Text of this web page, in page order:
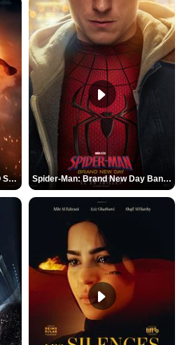
L'Odyssée Bande-annonce VO STFR Spider-Man: Brand New Day Bande-annonce VO STFR